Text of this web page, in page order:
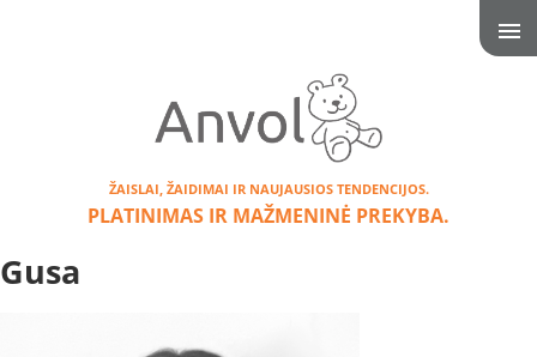
ŽAISLAI, ŽAIDIMAI IR NAUJAUSIOS TENDENCIJOS.
PLATINIMAS IR MAŽMENINĖ PREKYBA.
Gusa